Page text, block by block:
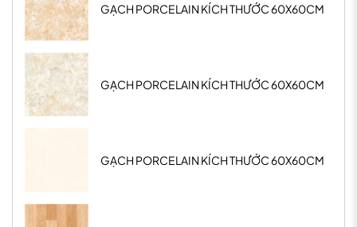
GẠCH PORCELAIN KÍCH THƯỚC 60X60CM
GẠCH PORCELAIN KÍCH THƯỚC 60X60CM
GẠCH PORCELAIN KÍCH THƯỚC 60X60CM